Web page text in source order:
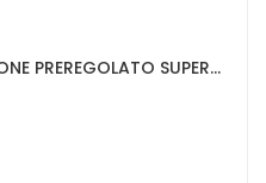
Akifix ADATTATORE A FRIZIONE PREREGOLATO SUPER PROFESSIONALE lunghezza 50 mm